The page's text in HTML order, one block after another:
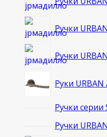
Ручки
Ручки
Руки URBAN
Ручки серии
Ручки